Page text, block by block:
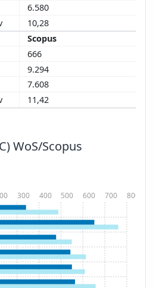
6.580
10,28
Scopus
666
9.294
7.608
11,42
WoS/Scopus
300 400 500 600 700 800